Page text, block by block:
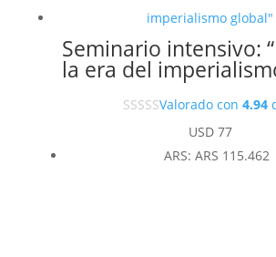
Seminario intensivo:
la era del
Valorado con 4.94
USD77
ARS: ARS 115.462